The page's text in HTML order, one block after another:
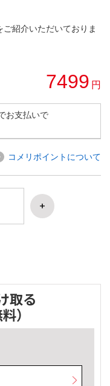
紹介いただいておりま
7499 円
お支払いで
コメリポイントについて
取る
）